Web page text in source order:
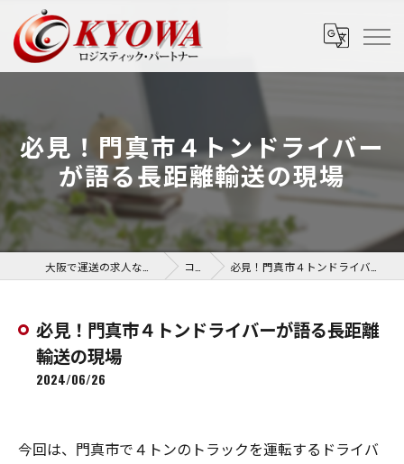
必見！門真市４トンドライバー
が語る長距離輸送の現場
コラム 必見！門真市４トンドライバーが語る長距離輸送の現場
必見！門真市４トンドライバーが語る長距離
輸送の現場
2024/06/26
今回は、門真市で４トンのトラックを運転するドライバ